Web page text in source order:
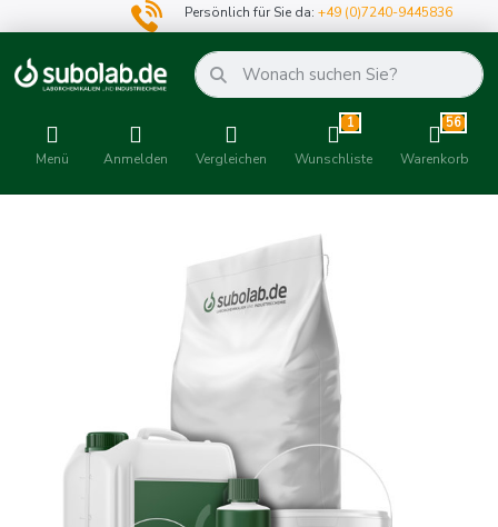
Persönlich für Sie da:+49 (0)7240-9445836
Menü Anmelden Vergleichen
1
Wunschliste
56
Warenkorb